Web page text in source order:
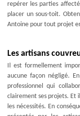
repérer les parties
placer un sous-toit.
Antoine pour tout projet
Les artisans
Il est formellement
aucune façon négligé.
professionnel qui
clairement ses projets. Et
les nécessités. En